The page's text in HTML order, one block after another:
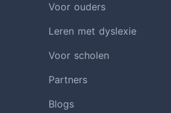
Voor ouders
Leren met dyslexie
Voor scholen
Partners
Blogs